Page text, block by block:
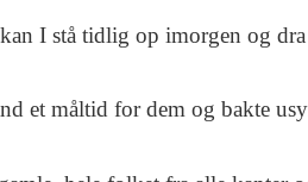
I stå tidlig op imorgen og dra
et måltid for dem og bakte